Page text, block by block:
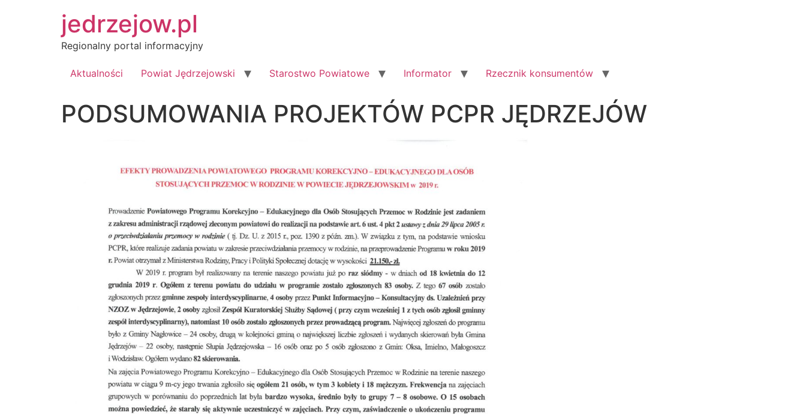
jedrzejow.pl
Regionalny portal informacyjny
Aktualności Powiat Jędrzejowski Starostwo Powiatowe Informator Rzecznik konsumentów
PODSUMOWANIA PROJEKTÓW PCPR JĘDRZEJÓW